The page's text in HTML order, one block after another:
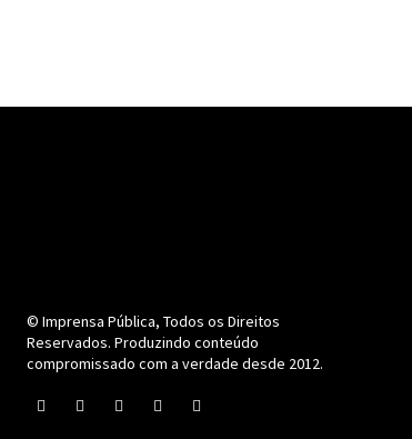
© Imprensa Pública, Todos os Direitos
Reservados. Produzindo conteúdo
compromissado com a verdade desde 2012.